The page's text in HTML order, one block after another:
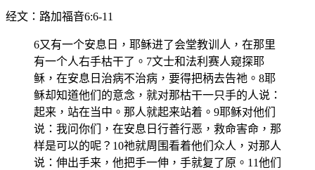
经文：路加福音6:6-11
6又有一个安息日，耶稣进了会堂教训人，在那里
有一个人右手枯干了。7文士和法利赛人窥探耶
稣，在安息日治病不治病，要得把柄去告祂。8耶
稣却知道他们的意念，就对那枯干一只手的人说：
起来，站在当中。那人就起来站着。9耶稣对他们
说：我问你们，在安息日行善行恶，救命害命，那
样是可以的呢？10祂就周围看着他们众人，对那人
说：伸出手来，他把手一伸，手就复了原。11他们